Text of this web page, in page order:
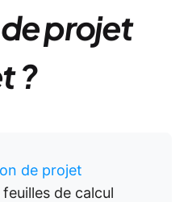
projet
?
de projet
de calcul